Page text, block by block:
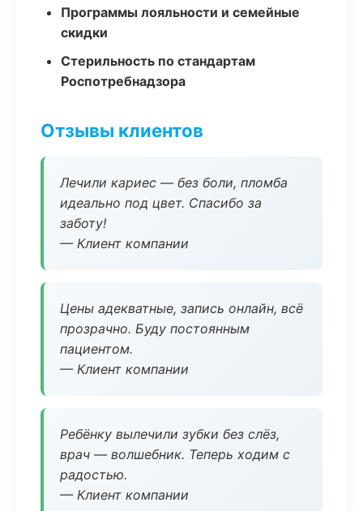
Программы лояльности и семейные
скидки
Стерильность по стандартам
Роспотребнадзора
Отзывы клиентов
Лечили кариес — без боли, пломба
идеально под цвет. Спасибо за
заботу!
— Клиент компании
Цены адекватные, запись онлайн, всё
прозрачно. Буду постоянным
пациентом.
— Клиент компании
Ребёнку вылечили зубки без слёз,
врач — волшебник. Теперь ходим с
радостью.
— Клиент компании